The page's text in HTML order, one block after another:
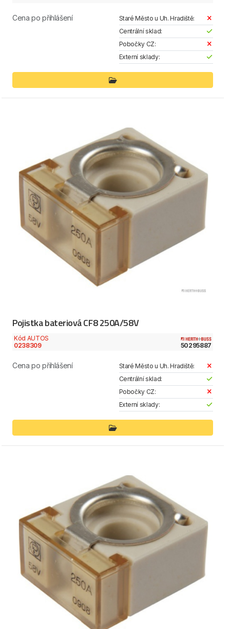
Cena po přihlášení
Staré Město u Uh. Hradiště:
Centrální sklad:
Pobočky CZ:
Externí sklady:
Pojistka bateriová CF8 250A/58V
Kód AUTOS
0238309
50295887
Cena po přihlášení
Staré Město u Uh. Hradiště:
Centrální sklad:
Pobočky CZ:
Externí sklady: